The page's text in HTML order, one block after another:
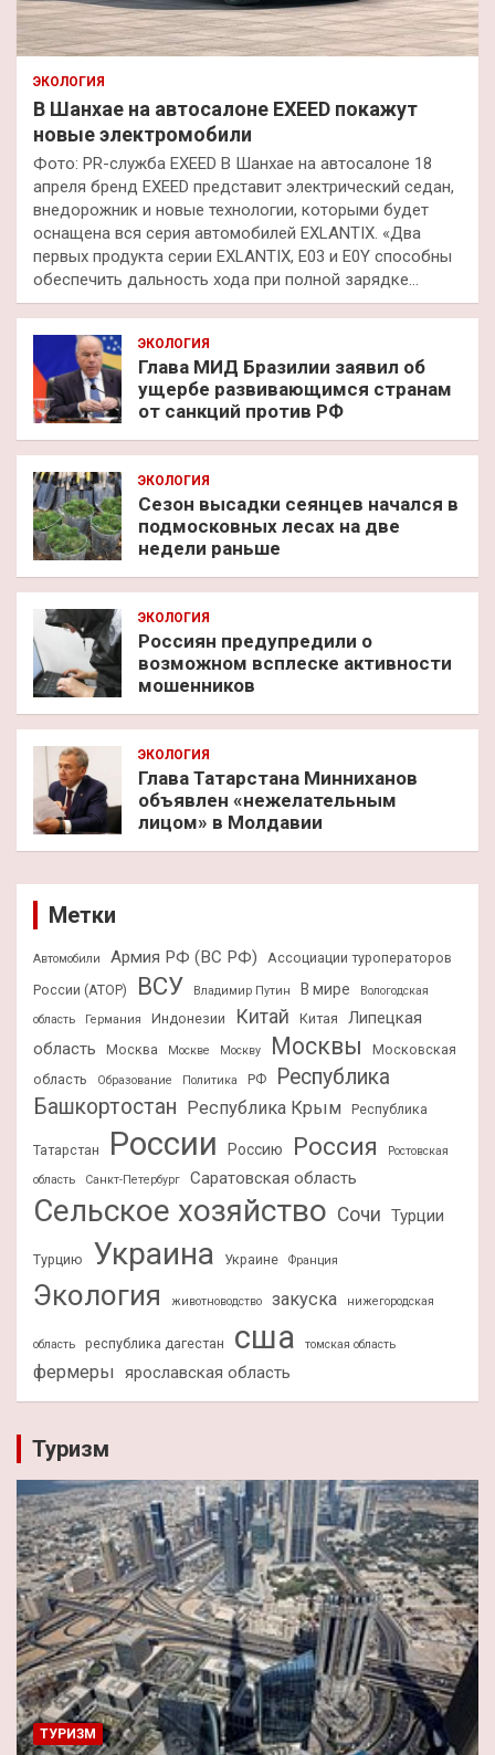
ЭКОЛОГИЯ
В Шанхае на автосалоне EXEED покажут
новые электромобили
Фото: PR-служба EXEED В Шанхае на автосалоне 18
апреля бренд EXEED представит электрический седан,
внедорожник и новые технологии, которыми будет
оснащена вся серия автомобилей EXLANTIX. «Два
первых продукта серии EXLANTIX, E03 и E0Y способны
обеспечить дальность хода при полной зарядке…
ЭКОЛОГИЯ
Глава МИД Бразилии заявил об
ущербе развивающимся странам
от санкций против РФ
ЭКОЛОГИЯ
Сезон высадки сеянцев начался в
подмосковных лесах на две
недели раньше
ЭКОЛОГИЯ
Россиян предупредили о
возможном всплеске активности
мошенников
ЭКОЛОГИЯ
Глава Татарстана Минниханов
объявлен «нежелательным
лицом» в Молдавии
Метки
Автомобили Армия РФ (ВС РФ)
Ассоциации туроператоров
России (АТОР)
ВСУ Владимир Путин В мире
Вологодская
область
Германия Индонезии Китай Китая
Липецкая
область
Москва Москве Москву Москвы
Московская
область
Образование Политика РФ
Республика
Башкортостан Республика Крым Республика
Татарстан России Россию Россия
Ростовская
область
Санкт-Петербург Саратовская область
Сельское хозяйство Сочи Турции
Турцию Украина Украине Франция
Экология животноводство закуска нижегородская
область республика дагестан сша томская область
фермеры ярославская область
Туризм
ТУРИЗМ